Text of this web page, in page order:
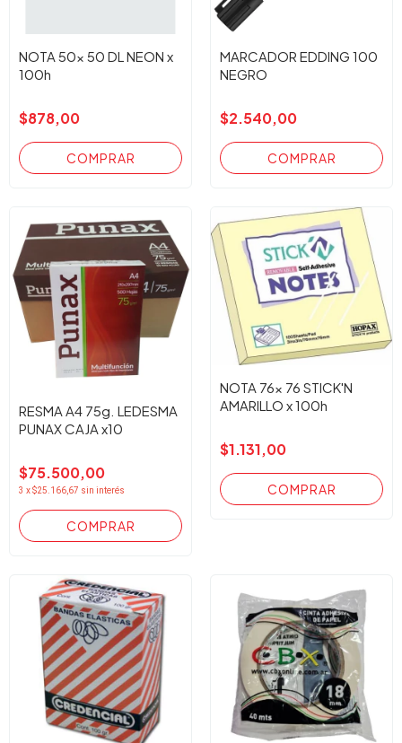
NOTA 50x 50 DL NEON x
100h
$878,00
MARCADOR EDDING 100
NEGRO
$2.540,00
RESMA A4 75g. LEDESMA
PUNAX CAJA x10
$75.500,00
3 x$25.166,67 sin interés
NOTA 76x 76 STICK'N
AMARILLO x 100h
$1.131,00